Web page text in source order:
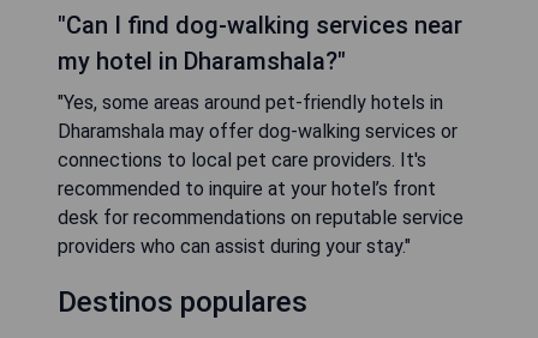
"Can I find dog-walking services near
my hotel in Dharamshala?"
"Yes, some areas around pet-friendly hotels in
Dharamshala may offer dog-walking services or
connections to local pet care providers. It's
recommended to inquire at your hotel’s front
desk for recommendations on reputable service
providers who can assist during your stay."
Destinos populares